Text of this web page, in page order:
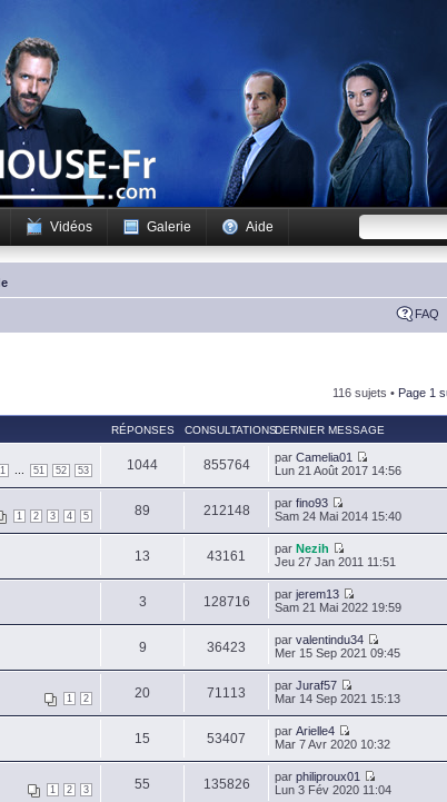
Vidéos Galerie Aide
FAQ
116 sujets • Page 1
RÉPONSES CONSULTATIONSDERNIER MESSAGE
1 51 52 53 1044 855764 par Camelia01
Lun 21 Août 2017 14:56
1 2 3 4 5 89 212148 par fino93
Sam 24 Mai 2014 15:40
13 43161 par Nezih
Jeu 27 Jan 2011 11:51
3 128716 par jerem13
Sam 21 Mai 2022 19:59
9 36423 par valentindu34
Mer 15 Sep 2021 09:45
1 2 20 71113 par Juraf57
Mar 14 Sep 2021 15:13
15 53407 par Arielle4
Mar 7 Avr 2020 10:32
1 2 3 55 135826 par philiproux01
Lun 3 Fév 2020 11:04